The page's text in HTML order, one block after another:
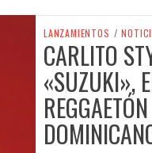
LANZAMIENTOS /
CARLITO
«SUZUKI»,